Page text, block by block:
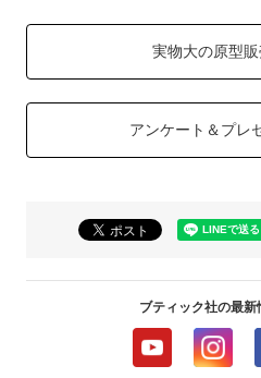
実物大の原型
アンケート＆プレ
ブティック社の最新